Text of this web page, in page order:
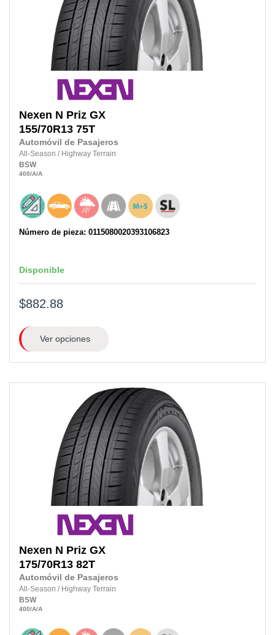
Nexen N Priz GX
155/70R13 75T
Automóvil de Pasajeros
All-Season / Highway Terrain
BSW
400/A/A
Número de pieza: 0115080020393106823
Disponible
$882.88
Ver opciones
Nexen N Priz GX
175/70R13 82T
Automóvil de Pasajeros
All-Season / Highway Terrain
BSW
400/A/A